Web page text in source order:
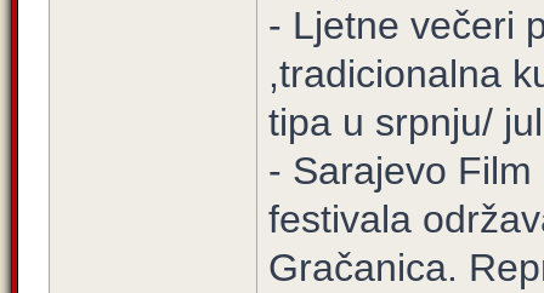
- Ljetne večeri
,tradicionalna
tipa u srpnju/
- Sarajevo
festivala
Gračanica.